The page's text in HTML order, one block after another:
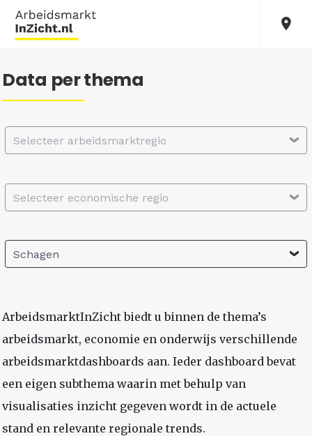
Data per thema
Selecteer arbeidsmarktregio
Selecteer economische regio
Schagen
ArbeidsmarktInZicht biedt u binnen de thema’s
arbeidsmarkt, economie en onderwijs verschillende
arbeidsmarktdashboards aan. Ieder dashboard bevat
een eigen subthema waarin met behulp van
visualisaties inzicht gegeven wordt in de actuele
stand en relevante regionale trends.